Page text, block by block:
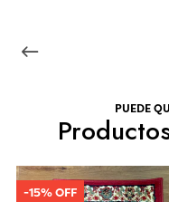
PUEDE
-15% OFF